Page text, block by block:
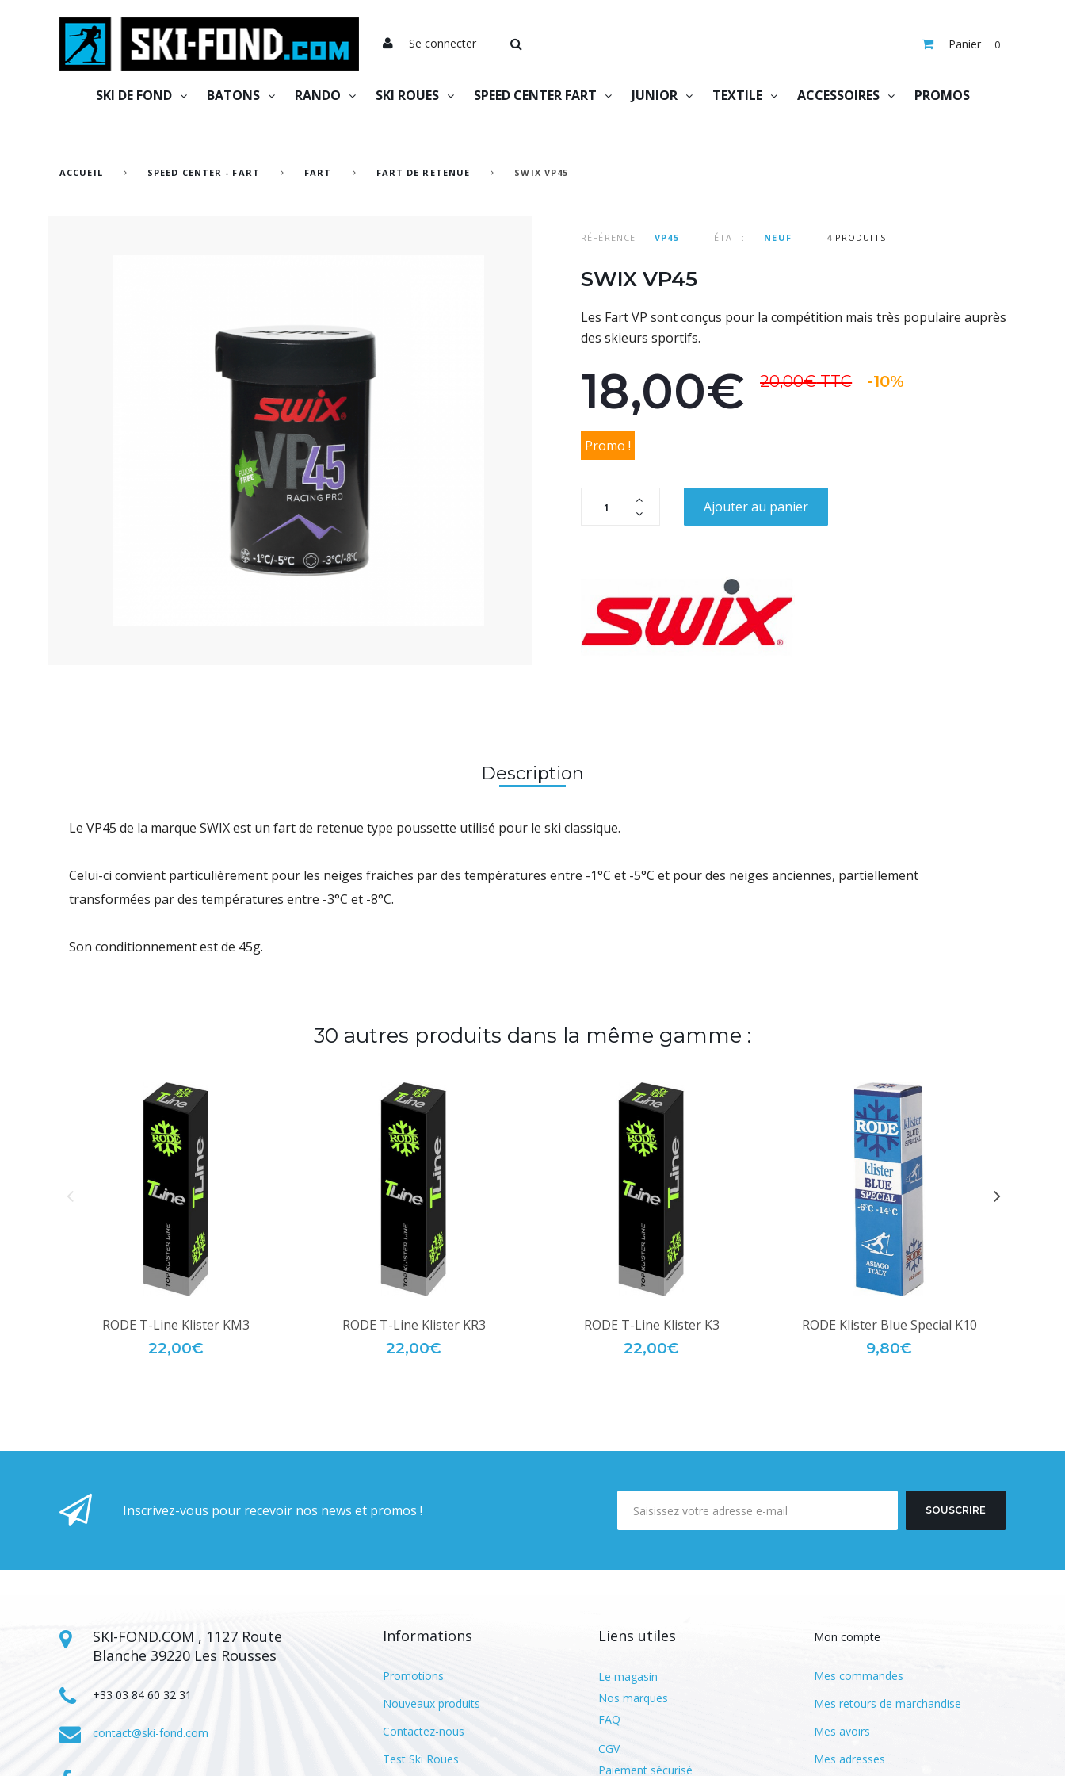
Se connecter Panier 0
SKI DE FOND BATONS RANDO SKI ROUES SPEED CENTER FART JUNIOR TEXTILE ACCESSOIRES PROMOS
ACCUEIL SPEED CENTER - FART FART FART DE RETENUE SWIX VP45
RÉFÉRENCE VP45 ÉTAT : NEUF 4 PRODUITS
SWIX VP45
Les Fart VP sont conçus pour la compétition mais très populaire auprès
des skieurs sportifs.
18,00€ 20,00€TTC -10%
Promo !
Ajouter au panier
Description
Le VP45 de la marque SWIXest un fart de retenue type poussette utilisé pour le ski classique.
Celui-ci convient particulièrement pour les neiges fraiches par des températures entre -1°C et -5°C et pour des neiges anciennes, partiellement
transformées par des températures entre -3°C et -8°C.
Son conditionnement est de 45g.
30 autres produits dans la même gamme :
RODE T-Line Klister KM3
22,00€
RODE T-Line Klister KR3
22,00€
RODE T-Line Klister K3
22,00€
RODE Klister Blue Special K10
9,80€
Inscrivez-vous pour recevoir nos news et promos ! SOUSCRIRE
SKI-FOND.COM , 1127 Route
Blanche 39220 Les Rousses
+33 03 84 60 32 31
contact@ski-fond.com
Informations
Promotions
Nouveaux produits
Contactez-nous
Test Ski Roues
Liens utiles
Le magasin
Nos marques
FAQ
CGV
Paiement sécurisé
Mon compte
Mes commandes
Mes retours de marchandise
Mes avoirs
Mes adresses